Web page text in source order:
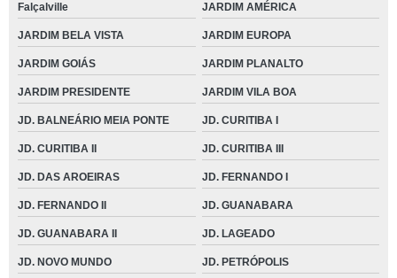
Falçalville JARDIM AMÉRICA
JARDIM BELA VISTA JARDIM EUROPA
JARDIM GOIÁS JARDIM PLANALTO
JARDIM PRESIDENTE JARDIM VILA BOA
JD. BALNEÁRIO MEIA PONTE JD. CURITIBA I
JD. CURITIBA II JD. CURITIBA III
JD. DAS AROEIRAS JD. FERNANDO I
JD. FERNANDO II JD. GUANABARA
JD. GUANABARA II JD. LAGEADO
JD. NOVO MUNDO JD. PETRÓPOLIS